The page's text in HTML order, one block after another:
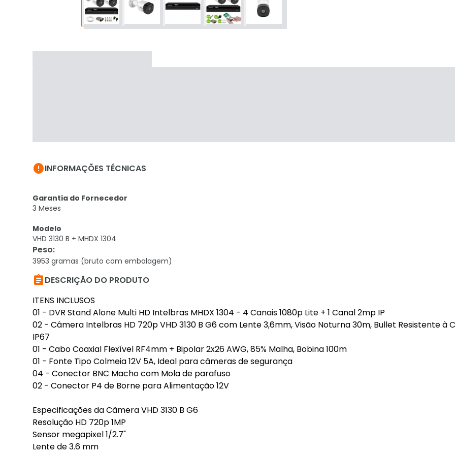
INFORMAÇÕES TÉCNICAS
Garantia do Fornecedor
3 Meses
Modelo
VHD 3130 B + MHDX 1304
Peso:
3953 gramas (bruto com embalagem)
DESCRIÇÃO DO PRODUTO
ITENS INCLUSOS
01 - DVR Stand Alone Multi HD Intelbras MHDX 1304 - 4 Canais 1080p Lite + 1 Canal 2mp IP
02 - Câmera Intelbras HD 720p VHD 3130 B G6 com Lente 3,6mm, Visão Noturna 30m, Bullet Resistente à
IP67
01 - Cabo Coaxial Flexível RF4mm + Bipolar 2x26 AWG, 85% Malha, Bobina 100m
01 - Fonte Tipo Colmeia 12V 5A, Ideal para câmeras de segurança
04 - Conector BNC Macho com Mola de parafuso
02 - Conector P4 de Borne para Alimentação 12V
Especificações da Câmera VHD 3130 B G6
Resolução HD 720p 1MP
Sensor megapixel 1/2.7"
Lente de 3.6 mm